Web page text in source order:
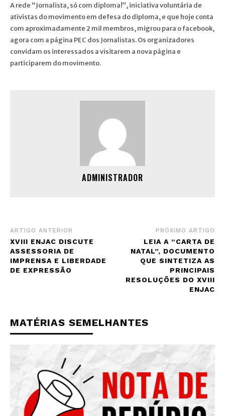
A rede “Jornalista, só com diploma!”, iniciativa voluntária de
ativistas do movimento em defesa do diploma, e que hoje conta
com aproximadamente 2 mil membros, migrou para o facebook,
agora com a página PEC dos Jornalistas. Os organizadores
convidam os interessados a visitarem a nova página e
participarem do movimento.
ADMINISTRADOR
ARTIGO ANTERIOR
XVIII ENJAC DISCUTE
ASSESSORIA DE
IMPRENSA E LIBERDADE
DE EXPRESSÃO
PRÓXIMO ARTIGO
LEIA A “CARTA DE
NATAL”, DOCUMENTO
QUE SINTETIZA AS
PRINCIPAIS
RESOLUÇÕES DO XVIII
ENJAC
MATÉRIAS SEMELHANTES